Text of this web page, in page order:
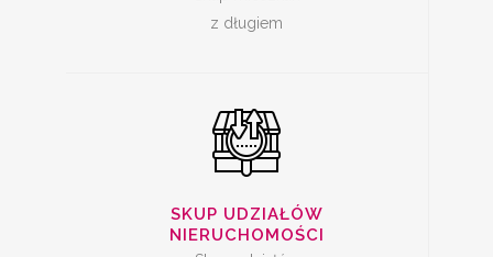
z długiem
SKUP UDZIAŁÓW
NIERUCHOMOŚCI
SPRZEDAŻ
MIESZKANIA Z
LOKATOREM